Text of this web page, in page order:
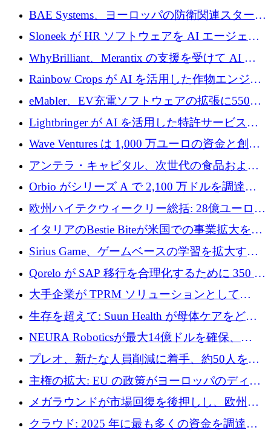
オを拡大するためにシリーズ A で 1,300 万ド
ルを調達
BAE Systems、ヨーロッパの防衛関連スタート
アップの規模拡大を支援するために 5,000 万
ユーロの支援を開始
Sloneek が HR ソフトウェアを AI エージェン
トに変えるために 600 万ドルを調達
WhyBrilliant、Merantix の支援を受けて AI 求
人マッチングを拡大するために 100 万ユーロ
Rainbow Crops が AI を活用した作物エンジニ
アリングを拡張するために 970 万ユーロを調
eMabler、EV充電ソフトウェアの拡張に550万
ユーロを確保
Lightbringer が AI を活用した特許サービスを
拡大するために 1,000 万ドルを調達
Wave Ventures は 1,000 万ユーロの資金と創設
者補助金で 10 周年を迎える
アンテラ・キャピタル、次世代の食品および
アグリテクノロジーのイノベーションを支援
するファンド III の初回クローズ額が 1 億ドル
に到達
Orbio がシリーズ A で 2,100 万ドルを調達、
AI 労働力管理を世界の最前線の労働者に提供
欧州ハイテクウィークリー総括: 28億ユーロの
取引と5月のハイライト
イタリアのBestie Biteが米国での事業拡大を加
速するために150万ユーロを調達
Sirius Game、ゲームベースの学習を拡大する
ために 130 万ユーロの資金調達を完了
Qorelo が SAP 移行を合理化するために 350 万
ドルを調達
大手企業が TPRM ソリューションとして
Vanta を選択する理由
生存を超えて: Suun Health が母体ケアをどの
ように再考しているか
NEURA Roboticsが最大14億ドルを確保、
Bending Spoonsが米国IPOを申請、英国首相が
4億ポンドのチップ計画を発表
プレオ、新たな人員削減に着手、約50人を解
雇
主権の拡大: EU の政策がヨーロッパのディー
プテック戦略をどのように再構築しているか
メガラウンドが市場回復を後押しし、欧州の
ハイテク資金調達は5月に105億ユーロに回復
クラウド: 2025 年に最も多くの資金を調達し